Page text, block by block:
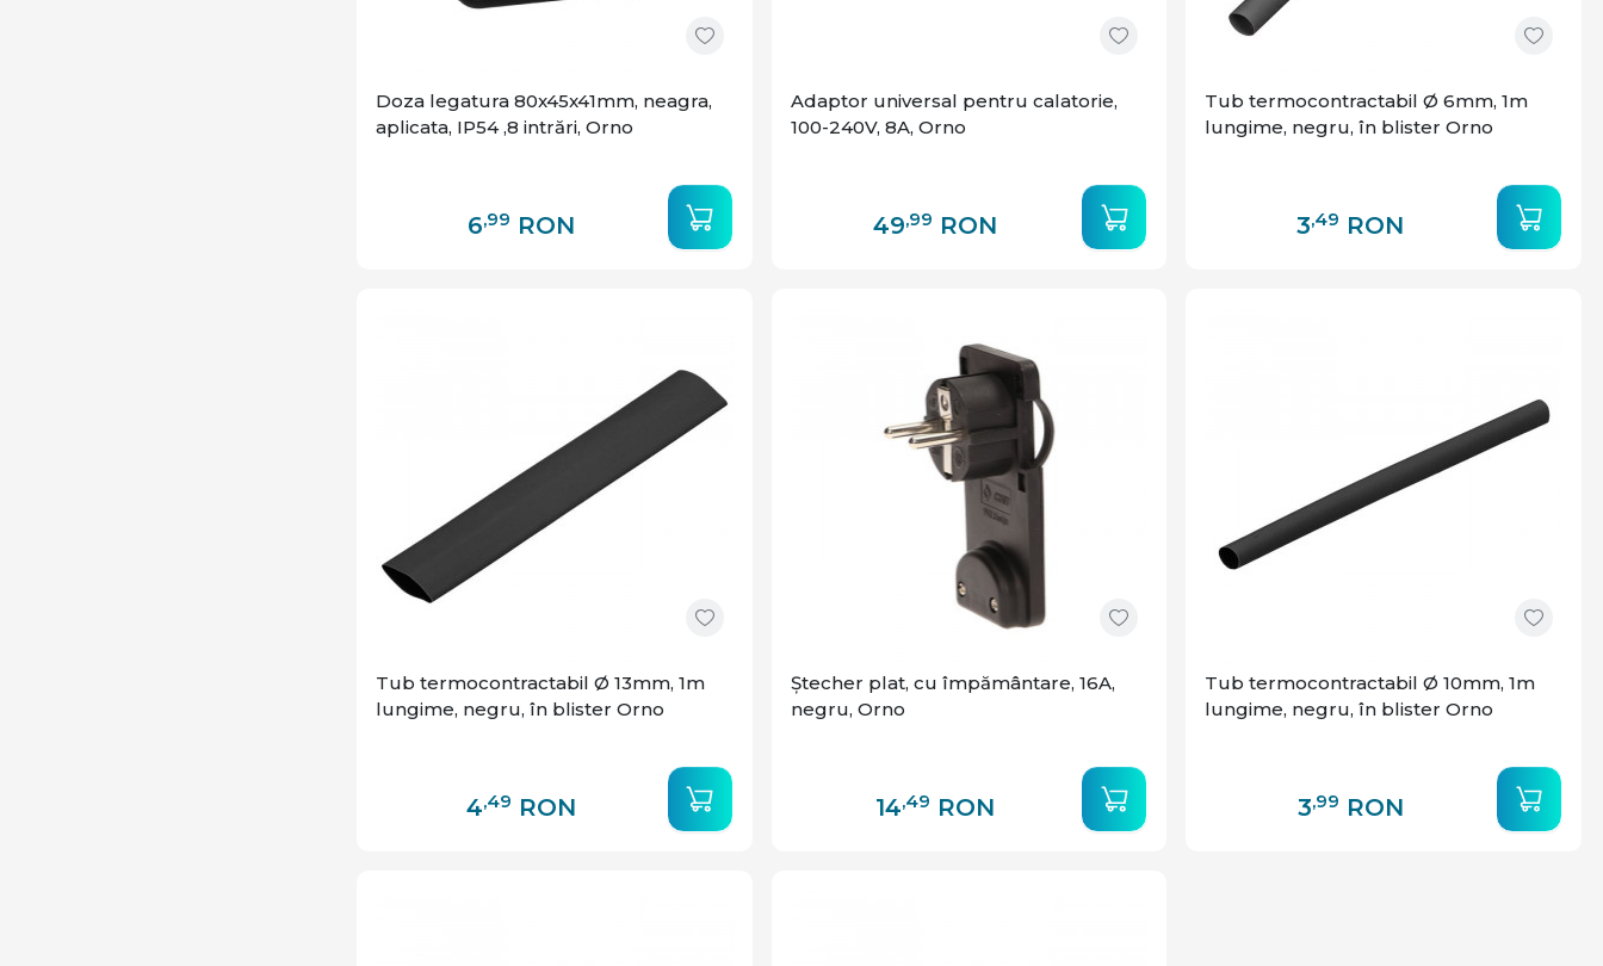
Doza legatura 80x45x41mm, neagra,
aplicata, IP54 ,8 intrări, Orno
6,99 RON
Adaptor universal pentru calatorie,
100-240V, 8A, Orno
49,99 RON
Tub termocontractabil Ø 6mm, 1m
lungime, negru, în blister Orno
3,49 RON
Tub termocontractabil Ø 13mm, 1m
lungime, negru, în blister Orno
4,49 RON
Ștecher plat, cu împământare, 16A,
negru, Orno
14,49 RON
Tub termocontractabil Ø 10mm, 1m
lungime, negru, în blister Orno
3,99 RON